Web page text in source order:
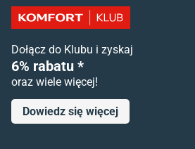
Dołącz do Klubu i zyskaj
6% rabatu *
oraz wiele więcej!
Dowiedz się więcej